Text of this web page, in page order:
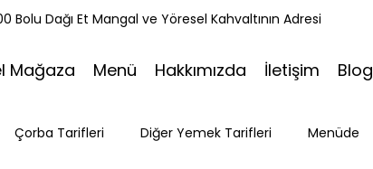
Bolu Dağı Et Mangal ve Yöresel Kahvaltının Adresi
Mağaza Menü Hakkımızda İletişim Blog
Çorba Tarifleri Diğer Yemek Tarifleri Menüde